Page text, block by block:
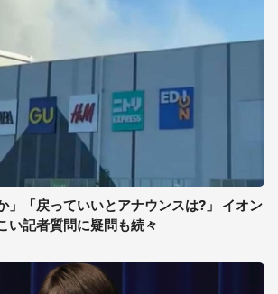
」「戻っていいとアナウンスは?」 イオン
い記者質問に疑問も続々